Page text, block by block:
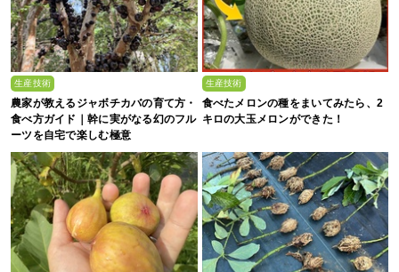
生産技術
農家が教えるジャボチカバの育て方・
食べ方ガイド｜幹に実がなる幻のフル
ーツを自宅で楽しむ極意
生産技術
食べたメロンの種をまいてみたら、2
キロの大玉メロンができた！